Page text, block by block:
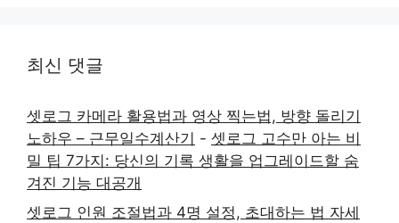
최신 댓글
셋로그 카메라 활용법과 영상 찍는법, 방향 돌리기
노하우 – 근무일수계산기 - 셋로그 고수만 아는 비
밀 팁 7가지: 당신의 기록 생활을 업그레이드할 숨
겨진 기능 대공개
셋로그 인원 조절법과 4명 설정, 초대하는 법 자세